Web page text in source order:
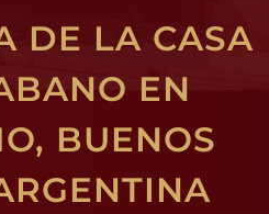
DE LA CASA
EN
BUENOS